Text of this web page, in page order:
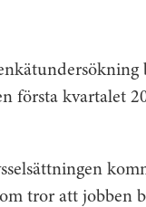
första kvartalet
tror att jobben